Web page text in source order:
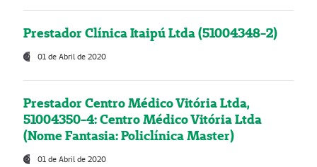
Prestador Clínica Itaipú Ltda (51004348-2)
01 de Abril de 2020
Prestador Centro Médico Vitória Ltda,
51004350-4: Centro Médico Vitória Ltda
(Nome Fantasia: Policlínica Master)
01 de Abril de 2020